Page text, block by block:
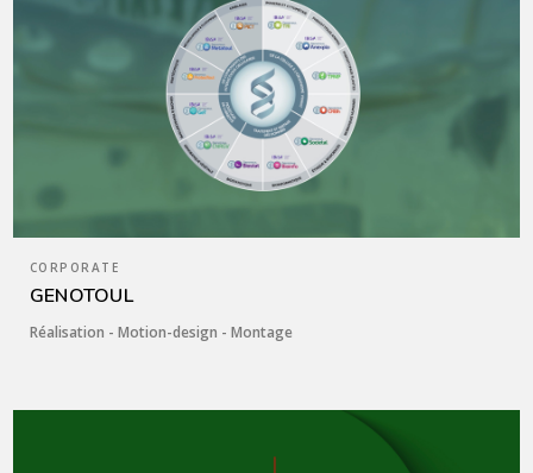
CORPORATE
GENOTOUL
Réalisation - Motion-design - Montage